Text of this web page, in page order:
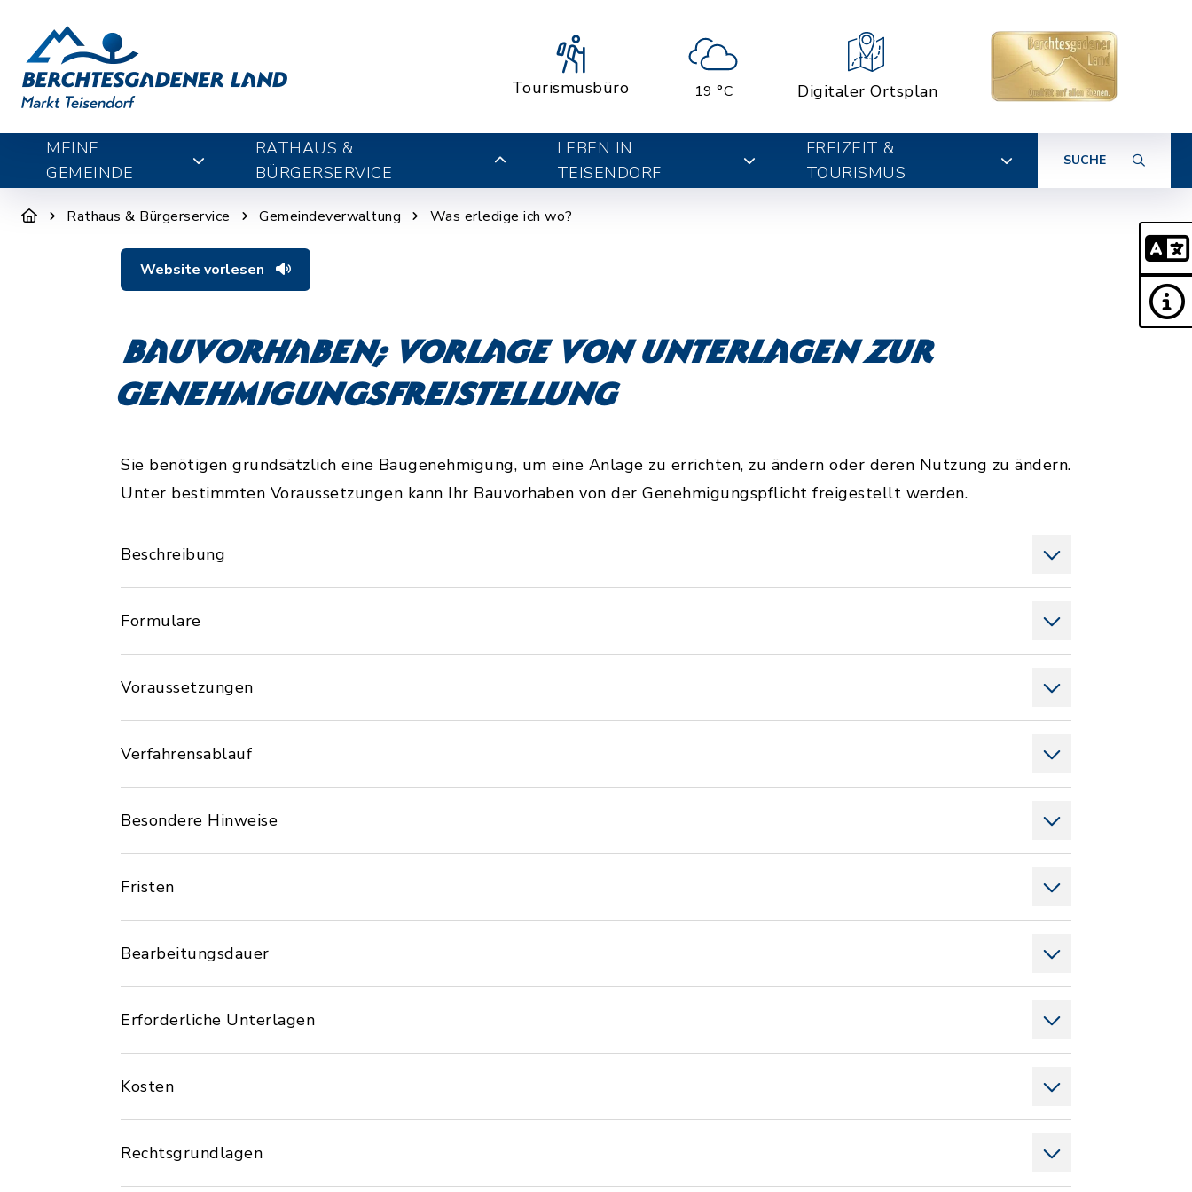
Tourismusbüro 19 °C Digitaler Ortsplan
MEINE
GEMEINDE
RATHAUS &
BÜRGERSERVICE
LEBEN IN
TEISENDORF
FREIZEIT &
TOURISMUS
SUCHE
Rathaus & Bürgerservice Gemeindeverwaltung Was erledige ich wo?
Website vorlesen
Bauvorhaben; Vorlage von Unterlagen zur
Genehmigungsfreistellung
Sie benötigen grundsätzlich eine Baugenehmigung, um eine Anlage zu errichten, zu ändern oder deren Nutzung zu ändern.
Unter bestimmten Voraussetzungen kann Ihr Bauvorhaben von der Genehmigungspflicht freigestellt werden.
Beschreibung
Formulare
Voraussetzungen
Verfahrensablauf
Besondere Hinweise
Fristen
Bearbeitungsdauer
Erforderliche Unterlagen
Kosten
Rechtsgrundlagen